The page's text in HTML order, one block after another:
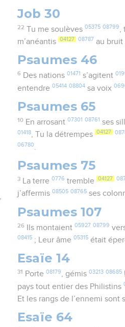
Job 30
22 Tu me soulèves 05375 08799
m’anéantis 04127 08787 au
Psaumes 46
6 Des nations 01471 s’agitent
entendre05414 08804 sa voix
Psaumes 65
10 En arrosant 07301 08761 ses
01418, Tu la détrempes 04127
06780
Psaumes 75
3 La terre 0776 tremble 04127
j’affermis08505 08765 ses
Psaumes 107
26 Ils montaient 05927 08799
08415 ; Leur âme05315 était
Esaïe 14
31 Porte 08179, gémis 03213 08685
pays tout entier des Philistins
Et les rangs de l’ennemi sont
Esaïe 64